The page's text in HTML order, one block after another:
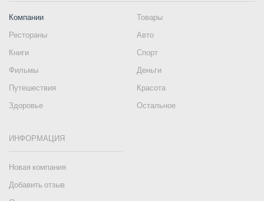
Компании
Товары
Рестораны
Авто
Книги
Спорт
Фильмы
Деньги
Путешествия
Красота
Здоровье
Остальное
ИНФОРМАЦИЯ
Новая компания
Добавить отзыв